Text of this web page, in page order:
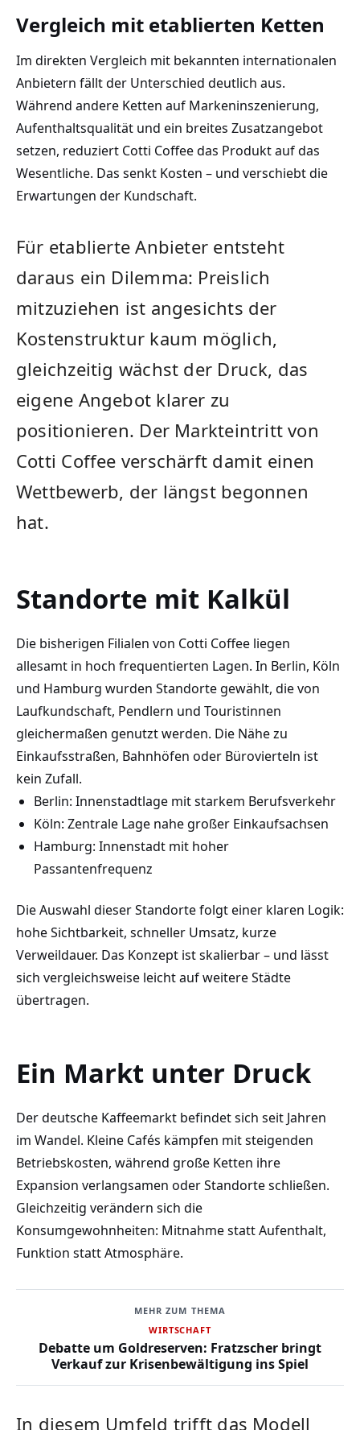
Vergleich mit etablierten Ketten
Im direkten Vergleich mit bekannten internationalen
Anbietern fällt der Unterschied deutlich aus.
Während andere Ketten auf Markeninszenierung,
Aufenthaltsqualität und ein breites Zusatzangebot
setzen, reduziert Cotti Coffee das Produkt auf das
Wesentliche. Das senkt Kosten – und verschiebt die
Erwartungen der Kundschaft.
Für etablierte Anbieter entsteht
daraus ein Dilemma: Preislich
mitzuziehen ist angesichts der
Kostenstruktur kaum möglich,
gleichzeitig wächst der Druck, das
eigene Angebot klarer zu
positionieren. Der Markteintritt von
Cotti Coffee verschärft damit einen
Wettbewerb, der längst begonnen
hat.
Standorte mit Kalkül
Die bisherigen Filialen von Cotti Coffee liegen
allesamt in hoch frequentierten Lagen. In Berlin, Köln
und Hamburg wurden Standorte gewählt, die von
Laufkundschaft, Pendlern und Touristinnen
gleichermaßen genutzt werden. Die Nähe zu
Einkaufsstraßen, Bahnhöfen oder Bürovierteln ist
kein Zufall.
Berlin: Innenstadtlage mit starkem Berufsverkehr
Köln: Zentrale Lage nahe großer Einkaufsachsen
Hamburg: Innenstadt mit hoher
Passantenfrequenz
Die Auswahl dieser Standorte folgt einer klaren Logik:
hohe Sichtbarkeit, schneller Umsatz, kurze
Verweildauer. Das Konzept ist skalierbar – und lässt
sich vergleichsweise leicht auf weitere Städte
übertragen.
Ein Markt unter Druck
Der deutsche Kaffeemarkt befindet sich seit Jahren
im Wandel. Kleine Cafés kämpfen mit steigenden
Betriebskosten, während große Ketten ihre
Expansion verlangsamen oder Standorte schließen.
Gleichzeitig verändern sich die
Konsumgewohnheiten: Mitnahme statt Aufenthalt,
Funktion statt Atmosphäre.
MEHR ZUM THEMA
WIRTSCHAFT
Debatte um Goldreserven: Fratzscher bringt
Verkauf zur Krisenbewältigung ins Spiel
In diesem Umfeld trifft das Modell